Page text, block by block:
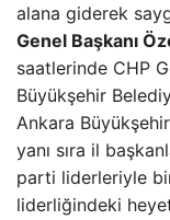
alana giderek
Genel Başkanı
saatlerinde CHP
Büyükşehir
Ankara
yanı sıra il
parti liderleriyle
liderliğindeki